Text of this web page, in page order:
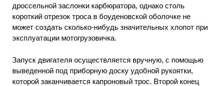
дроссельной заслонки карбюратора, однако столь
короткий отрезок троса в боуденовской оболочке не
может создать сколько-нибудь значительных хлопот при
эксплуатации мотогрузовичка.
Запуск двигателя осуществляется вручную, с помощью
выведенной под приборную доску удобной рукоятки,
которой заканчивается капроновый трос. Второй конец